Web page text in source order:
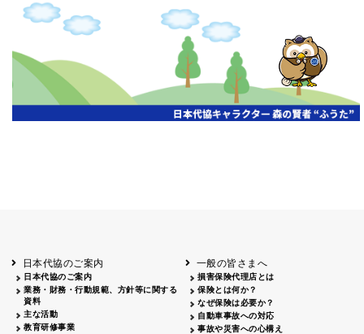
申し訳ございません、この年度の情報はまだありません。
日本代協のご案内
日本代協のご案内
業務・財務・行動規範、方針等に関する
資料
主な活動
教育研修事業
一般の皆さまへ
損害保険代理店とは
保険とは何か？
なぜ保険は必要か？
自動車事故への対応
事故や災害への心構え